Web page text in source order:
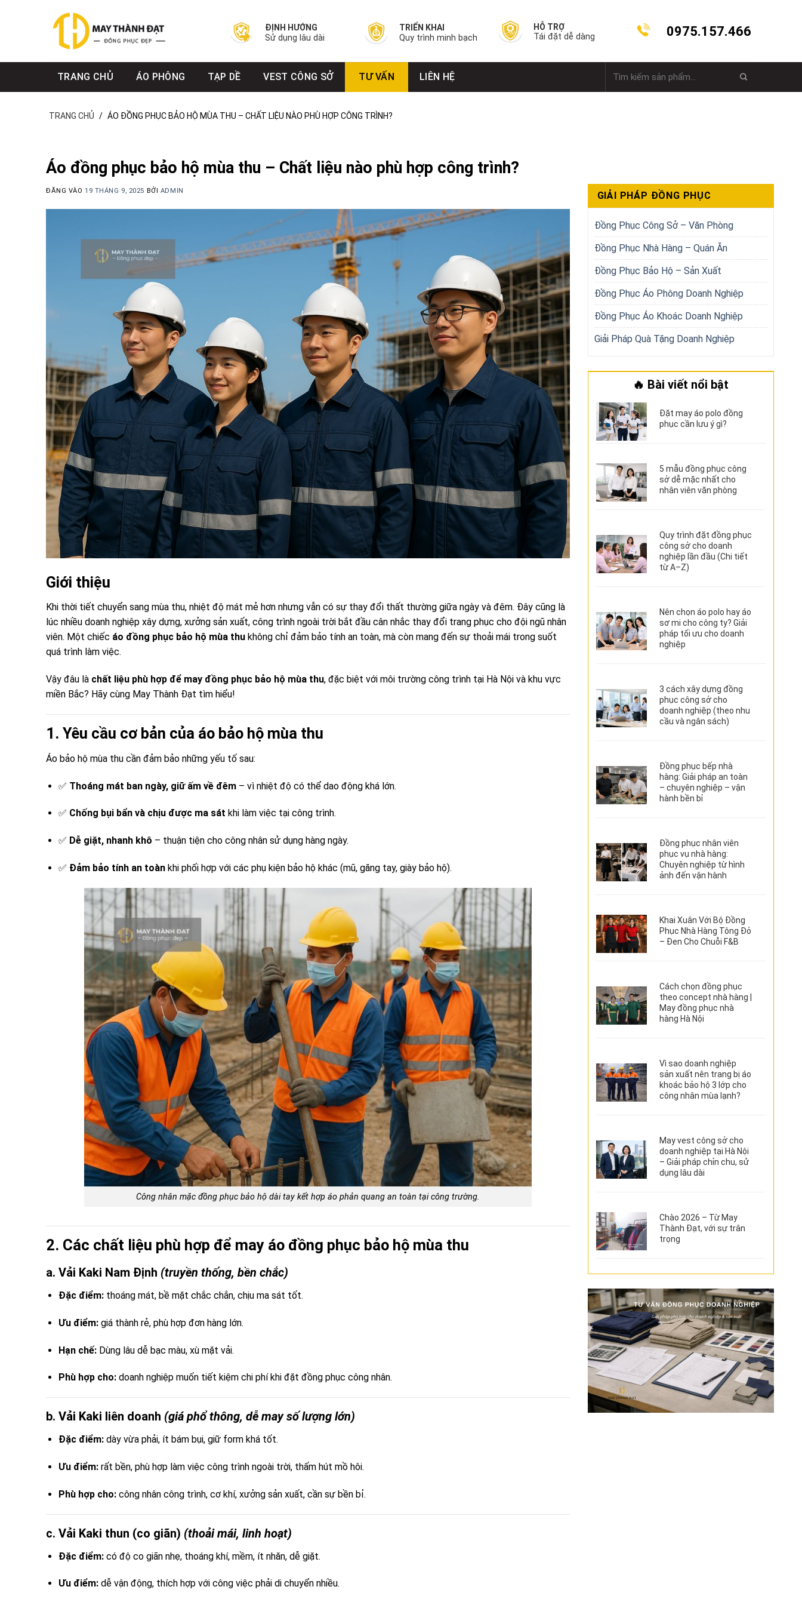
ĐỊNH HƯỚNG
Sử dụng lâu dài
TRIỂN KHAI
Quy trình minh bạch
HỖ TRỢ
Tái đặt dễ dàng
0975.157.466
TRANG CHỦ ÁO PHÔNG TẠP DỀ VEST CÔNG SỞ TƯ VẤN LIÊN HỆ
kiếm:
TRANG CHỦ / ÁO ĐỒNG PHỤC BẢO HỘ MÙA THU – CHẤT LIỆU NÀO PHÙ HỢP CÔNG TRÌNH?
Áo đồng phục bảo hộ mùa thu – Chất liệu nào phù hợp công trình?
ĐĂNG VÀO19 THÁNG 9, 2025 BỞI ADMIN
Giới thiệu
Khi thời tiết chuyển sang mùa thu, nhiệt độ mát mẻ hơn nhưng vẫn có sự thay đổi thất thường giữa ngày và đêm. Đây cũng là
lúc nhiều doanh nghiệp xây dựng, xưởng sản xuất, công trình ngoài trời bắt đầu cân nhắc thay đổi trang phục cho đội ngũ nhân
viên. Một chiếc áo đồng phục bảo hộ mùa thu không chỉ đảm bảo tính an toàn, mà còn mang đến sự thoải mái trong suốt
quá trình làm việc.
Vậy đâu là chất liệu phù hợp để may đồng phục bảo hộ mùa thu, đặc biệt với môi trường công trình tại Hà Nội và khu vực
miền Bắc? Hãy cùng May Thành Đạt tìm hiểu!
1. Yêu cầu cơ bản của áo bảo hộ mùa thu
Áo bảo hộ mùa thu cần đảm bảo những yếu tố sau:
✅ Thoáng mát ban ngày, giữ ấm về đêm– vì nhiệt độ có thể dao động khá lớn.
✅ Chống bụi bẩn và chịu được ma sát khi làm việc tại công trình.
✅ Dễ giặt, nhanh khô – thuận tiện cho công nhân sử dụng hàng ngày.
✅ Đảm bảo tính an toànkhi phối hợp với các phụ kiện bảo hộ khác (mũ, găng tay, giày bảo hộ).
Công nhân mặc đồng phục bảo hộ dài tay kết hợp áo phản quang an toàn tại công trường.
2. Các chất liệu phù hợp để may áo đồng phục bảo hộ mùa thu
a. Vải Kaki Nam Định (truyền thống, bền chắc)
Đặc điểm:thoáng mát, bề mặt chắc chắn, chịu ma sát tốt.
Ưu điểm:giá thành rẻ, phù hợp đơn hàng lớn.
Hạn chế:Dùng lâu dễ bạc màu, xù mặt vải.
Phù hợp cho:doanh nghiệp muốn tiết kiệm chi phí khi đặt đồng phục công nhân.
b. Vải Kaki liên doanh (giá phổ thông, dễ may số lượng lớn)
Đặc điểm:dày vừa phải, ít bám bụi, giữ form khá tốt.
Ưu điểm:rất bền, phù hợp làm việc công trình ngoài trời, thấm hút mồ hôi.
Phù hợp cho:công nhân công trình, cơ khí, xưởng sản xuất, cần sự bền bỉ.
c. Vải Kaki thun (co giãn) (thoải mái, linh hoạt)
Đặc điểm:có độ co giãn nhẹ, thoáng khí, mềm, ít nhăn, dễ giặt.
Ưu điểm:dễ vận động, thích hợp với công việc phải di chuyển nhiều.
GIẢI PHÁP ĐỒNG PHỤC
Đồng Phục Công Sở – Văn Phòng
Đồng Phục Nhà Hàng – Quán Ăn
Đồng Phục Bảo Hộ – Sản Xuất
Đồng Phục Áo Phông Doanh Nghiệp
Đồng Phục Áo Khoác Doanh Nghiệp
Giải Pháp Quà Tặng Doanh Nghiệp
🔥 Bài viết nổi bật
Đặt may áo polo đồng
phục cần lưu ý gì?
5 mẫu đồng phục công
sở dễ mặc nhất cho
nhân viên văn phòng
Quy trình đặt đồng phục
công sở cho doanh
nghiệp lần đầu (Chi tiết
từ A–Z)
Nên chọn áo polo hay áo
sơ mi cho công ty? Giải
pháp tối ưu cho doanh
nghiệp
3 cách xây dựng đồng
phục công sở cho
doanh nghiệp (theo nhu
cầu và ngân sách)
Đồng phục bếp nhà
hàng: Giải pháp an toàn
– chuyên nghiệp – vận
hành bền bỉ
Đồng phục nhân viên
phục vụ nhà hàng:
Chuyên nghiệp từ hình
ảnh đến vận hành
Khai Xuân Với Bộ Đồng
Phục Nhà Hàng Tông Đỏ
– Đen Cho Chuỗi F&B
Cách chọn đồng phục
theo concept nhà hàng |
May đồng phục nhà
hàng Hà Nội
Vì sao doanh nghiệp
sản xuất nên trang bị áo
khoác bảo hộ 3 lớp cho
công nhân mùa lạnh?
May vest công sở cho
doanh nghiệp tại Hà Nội
– Giải pháp chỉn chu, sử
dụng lâu dài
Chào 2026 – Từ May
Thành Đạt, với sự trân
trọng